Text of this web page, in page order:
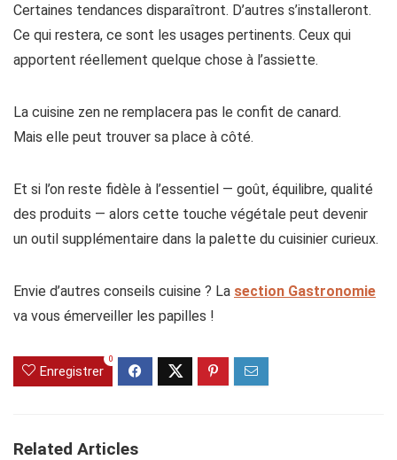
Certaines tendances disparaîtront. D’autres s’installeront.
Ce qui restera, ce sont les usages pertinents. Ceux qui
apportent réellement quelque chose à l’assiette.
La cuisine zen ne remplacera pas le confit de canard.
Mais elle peut trouver sa place à côté.
Et si l’on reste fidèle à l’essentiel — goût, équilibre, qualité
des produits — alors cette touche végétale peut devenir
un outil supplémentaire dans la palette du cuisinier curieux.
Envie d’autres conseils cuisine ? La section Gastronomie
va vous émerveiller les papilles !
Enregistrer
0
Related Articles